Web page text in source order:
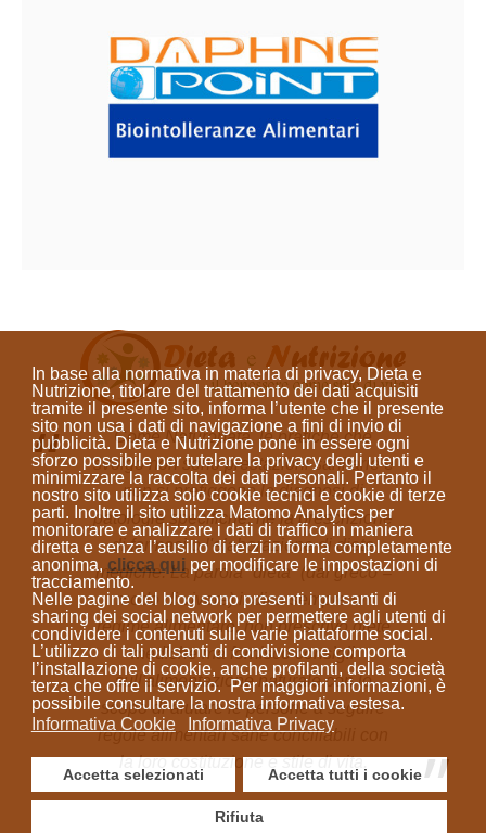
In base alla normativa in materia di privacy, Dieta e
Nutrizione, titolare del trattamento dei dati acquisiti
tramite il presente sito, informa l’utente che il presente
sito non usa i dati di navigazione a fini di invio di
pubblicità. Dieta e Nutrizione pone in essere ogni
sforzo possibile per tutelare la privacy degli utenti e
minimizzare la raccolta dei dati personali. Pertanto il
nostro sito utilizza solo cookie tecnici e cookie di terze
parti. Inoltre il sito utilizza Matomo Analytics per
monitorare e analizzare i dati di traffico in maniera
diretta e senza l’ausilio di terzi in forma completamente
anonima, clicca quiper modificare le impostazioni di
tracciamento.
Nelle pagine del blog sono presenti i pulsanti di
sharing dei social network per permettere agli utenti di
condividere i contenuti sulle varie piattaforme social.
L’utilizzo di tali pulsanti di condivisione comporta
l’installazione di cookie, anche profilanti, della società
terza che offre il servizio. Per maggiori informazioni, è
possibile consultare la nostra informativa estesa.
Informativa Cookie
Informativa Privacy
Accetta selezionati Accetta tutti i cookie
Rifiuta
Come Naturopata, le pratiche che
svolgo non sono prestazioni sanitarie e
non si prefiggono la diagnosi di
patologie specifiche, né la prescrizione
di farmaci o l'elaborazione di diete
mediche. La parola “dieta” (dal greco =
modo di vivere)indica sempre un
regime alimentare; non prescrivo diete
mediche ma fornisco consigli
sull'alimentazione naturale con lo
scopo di aiutare le persone a seguire
regole alimentari sane conciliabili con
la loro costituzione e stile di vita.